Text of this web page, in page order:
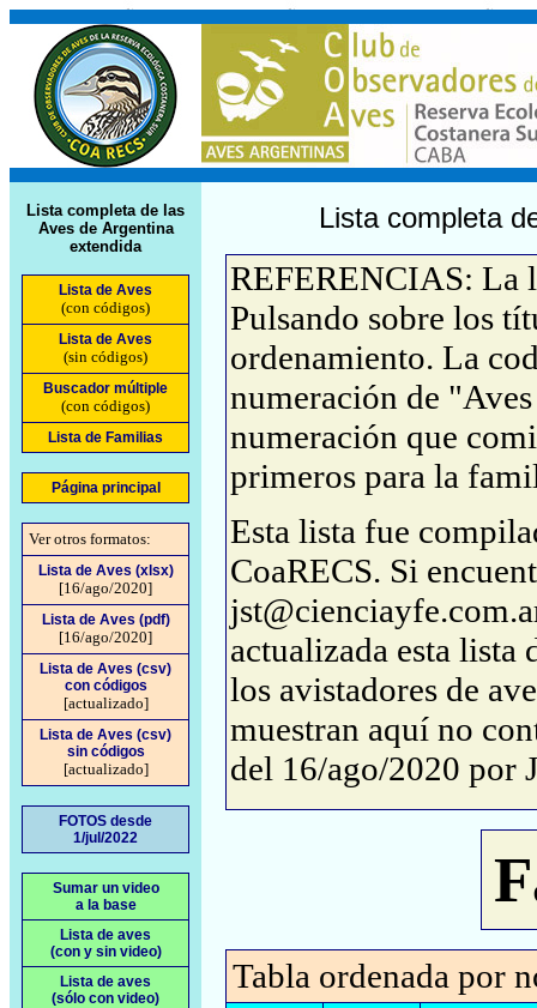
Lista completa de las
Aves de Argentina
extendida
Lista de Aves
(con códigos)
Lista de Aves
(sin códigos)
Buscador múltiple
(con códigos)
Lista de Familias
Página principal
Ver otros formatos:
Lista de Aves (xlsx)
[16/ago/2020]
Lista de Aves (pdf)
[16/ago/2020]
Lista de Aves (csv)
con códigos
[actualizado]
Lista de Aves (csv)
sin códigos
[actualizado]
FOTOS desde
1/jul/2022
Sumar un video
a la base
Lista de aves
(con y sin video)
Lista de aves
(sólo con video)
Lista completa
REFERENCIAS: La
Pulsando sobre los
ordenamiento. La
numeración de
numeración que
primeros para la
Esta lista fue
CoaRECS. Si
actualizada esta lista
los avistadores de
muestran aquí no
del 16/ago/2020 por
Tabla ordenada por